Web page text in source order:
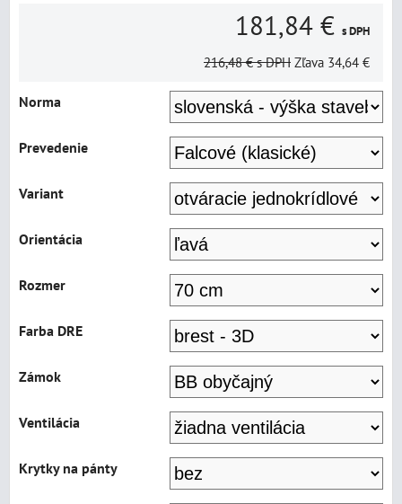
181,84 € s DPH
216,48 € s DPH Zľava 34,64 €
Norma
Prevedenie
Variant
Orientácia
Rozmer
Farba DRE
Zámok
Ventilácia
Krytky na pánty